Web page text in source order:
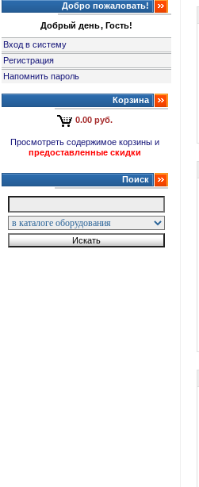
Добро пожаловать!
Добрый день, Гость!
Вход в систему
Регистрация
Напомнить пароль
Корзина
0.00 руб.
Просмотреть содержимое корзины и
предоставленные скидки
Поиск